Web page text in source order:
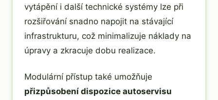
vytápění i další technické systémy lze při
rozšiřování snadno napojit na stávající
infrastrukturu, což minimalizuje náklady na
úpravy a zkracuje dobu realizace.
Modulární přístup také umožňuje
přizpůsobení dispozice autoservisu